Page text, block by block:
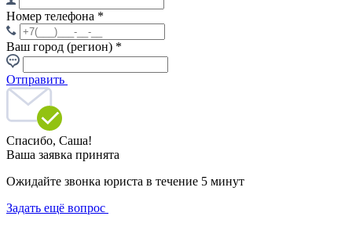
Номер телефона *
Ваш город (регион) *
Отправить
Спасибо, Саша!
Ваша заявка принята
Ожидайте звонка юриста в течение 5 минут
Задать ещё вопрос